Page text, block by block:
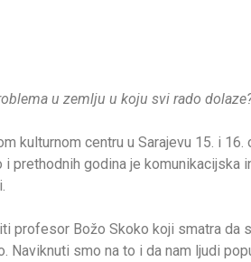
u zemlju u koju svi rado
kulturnom centru u Sarajevu 15. i
godina je komunikacijska
profesor Božo Skoko koji smatra
smo na to i da nam ljudi